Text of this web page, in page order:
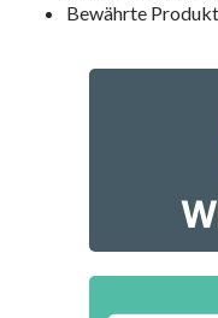
Bewährte